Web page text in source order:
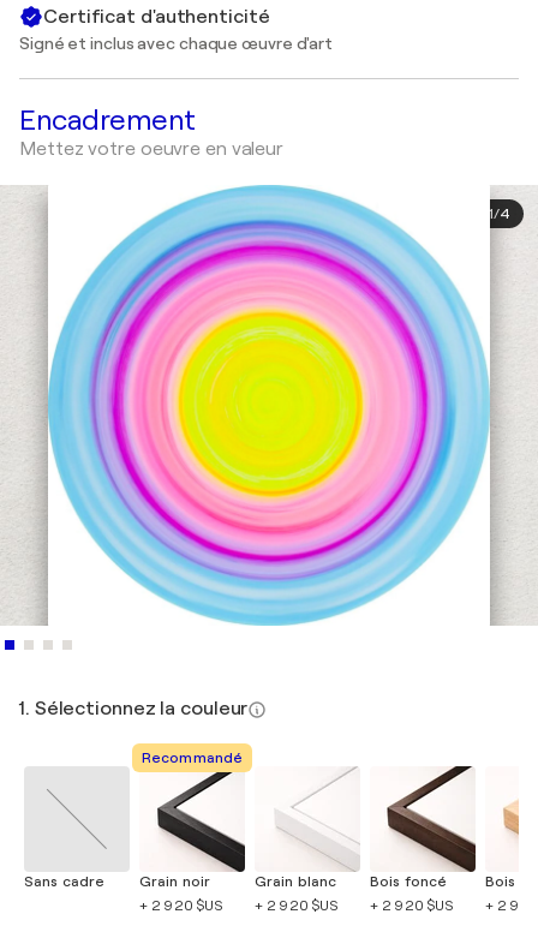
Certificat d'authenticité
Signé et inclus avec chaque œuvre d'art
Encadrement
Mettez votre oeuvre en valeur
1/4
1. Sélectionnez la couleur
Sans cadre
Recommandé
Grain noir
+ 2 920 $US
Grain blanc
+ 2 920 $US
Bois foncé
+ 2 920 $US
Bois
+ 2